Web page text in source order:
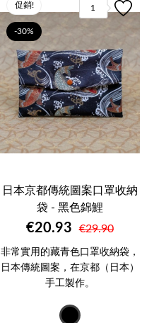
1
促銷!
-30%
日本京都傳統圖案口罩收納
袋 - 黑色錦鯉
€20.93 €29.90
非常實用的藏青色口罩收納袋，
日本傳統圖案，在京都（日本）
手工製作。
午